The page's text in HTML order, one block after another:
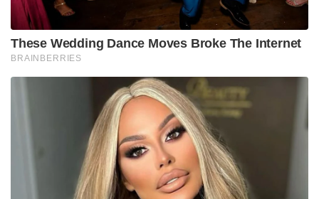
These Wedding Dance Moves Broke The Internet
BRAINBERRIES